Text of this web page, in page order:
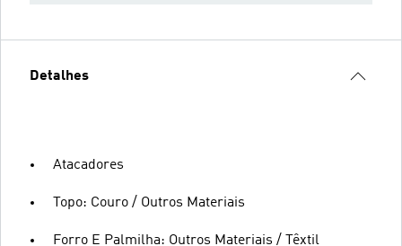
Detalhes
Atacadores
Topo: Couro / Outros Materiais
Forro E Palmilha: Outros Materiais / Têxtil